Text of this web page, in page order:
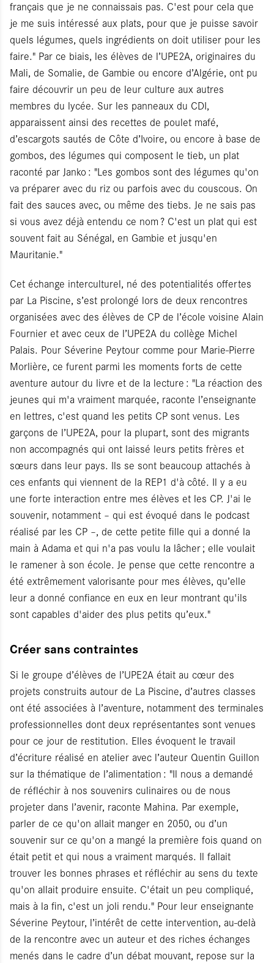
français que je ne connaissais pas. C'est pour cela que
je me suis intéressé aux plats, pour que je puisse savoir
quels légumes, quels ingrédients on doit utiliser pour les
faire." Par ce biais, les élèves de l’UPE2A, originaires du
Mali, de Somalie, de Gambie ou encore d’Algérie, ont pu
faire découvrir un peu de leur culture aux autres
membres du lycée. Sur les panneaux du CDI,
apparaissent ainsi des recettes de poulet mafé,
d’escargots sautés de Côte d’Ivoire, ou encore à base de
gombos, des légumes qui composent le tieb, un plat
raconté par Janko : "Les gombos sont des légumes qu'on
va préparer avec du riz ou parfois avec du couscous. On
fait des sauces avec, ou même des tiebs. Je ne sais pas
si vous avez déjà entendu ce nom ? C'est un plat qui est
souvent fait au Sénégal, en Gambie et jusqu'en
Mauritanie."
Cet échange interculturel, né des potentialités offertes
par La Piscine, s’est prolongé lors de deux rencontres
organisées avec des élèves de CP de l’école voisine Alain
Fournier et avec ceux de l’UPE2A du collège Michel
Palais. Pour Séverine Peytour comme pour Marie-Pierre
Morlière, ce furent parmi les moments forts de cette
aventure autour du livre et de la lecture : "La réaction des
jeunes qui m'a vraiment marquée, raconte l’enseignante
en lettres, c'est quand les petits CP sont venus. Les
garçons de l’UPE2A, pour la plupart, sont des migrants
non accompagnés qui ont laissé leurs petits frères et
sœurs dans leur pays. Ils se sont beaucoup attachés à
ces enfants qui viennent de la REP1 d'à côté. Il y a eu
une forte interaction entre mes élèves et les CP. J'ai le
souvenir, notamment – qui est évoqué dans le podcast
réalisé par les CP –, de cette petite fille qui a donné la
main à Adama et qui n'a pas voulu la lâcher ; elle voulait
le ramener à son école. Je pense que cette rencontre a
été extrêmement valorisante pour mes élèves, qu’elle
leur a donné confiance en eux en leur montrant qu'ils
sont capables d'aider des plus petits qu’eux."
Créer sans contraintes
Si le groupe d’élèves de l’UPE2A était au cœur des
projets construits autour de La Piscine, d’autres classes
ont été associées à l’aventure, notamment des terminales
professionnelles dont deux représentantes sont venues
pour ce jour de restitution. Elles évoquent le travail
d’écriture réalisé en atelier avec l’auteur Quentin Guillon
sur la thématique de l’alimentation : "Il nous a demandé
de réfléchir à nos souvenirs culinaires ou de nous
projeter dans l’avenir, raconte Mahina. Par exemple,
parler de ce qu'on allait manger en 2050, ou d’un
souvenir sur ce qu'on a mangé la première fois quand on
était petit et qui nous a vraiment marqués. Il fallait
trouver les bonnes phrases et réfléchir au sens du texte
qu'on allait produire ensuite. C'était un peu compliqué,
mais à la fin, c'est un joli rendu." Pour leur enseignante
Séverine Peytour, l’intérêt de cette intervention, au-delà
de la rencontre avec un auteur et des riches échanges
menés dans le cadre d’un débat mouvant, repose sur la